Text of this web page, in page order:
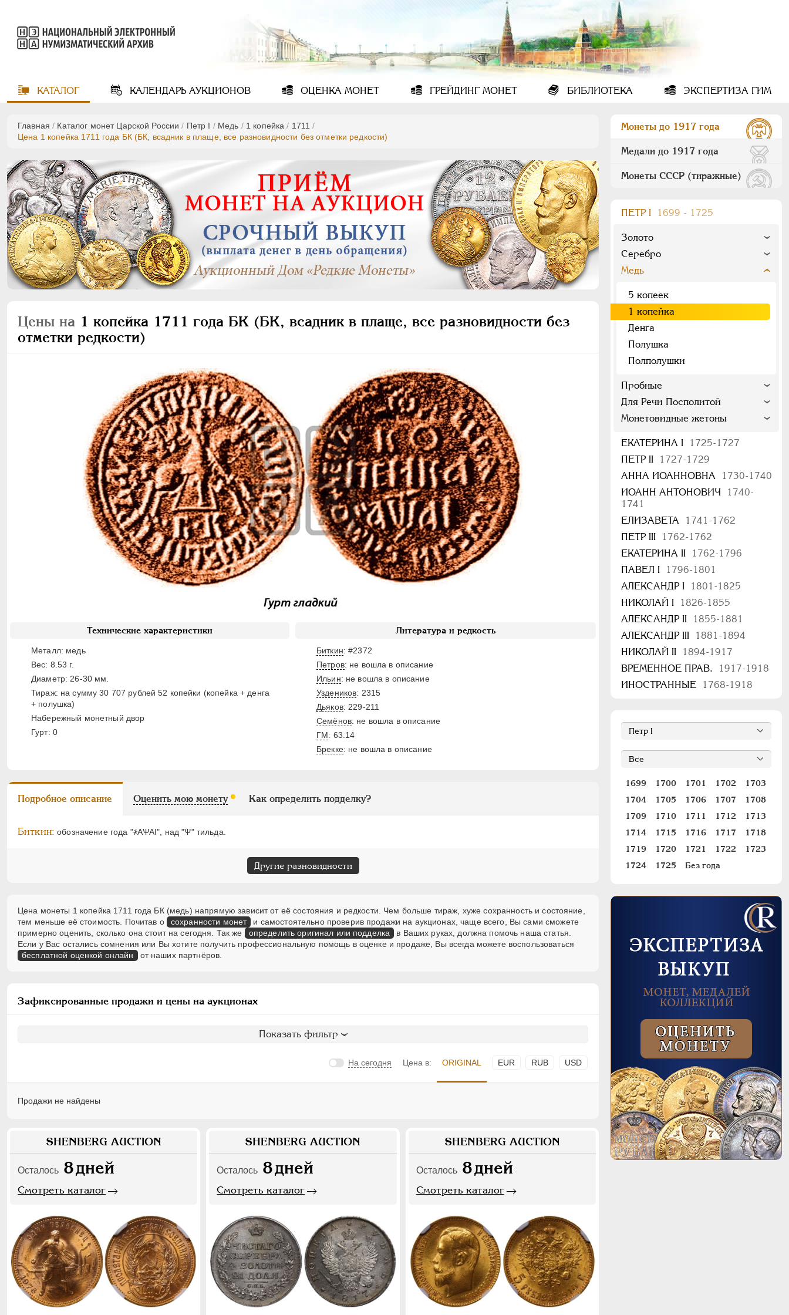
КАТАЛОГ КАЛЕНДАРЬАУКЦИОНОВ ОЦЕНКА МОНЕТ ГРЕЙДИНГМОНЕТ БИБЛИОТЕКА ЭКСПЕРТИЗА ГИМ
Главная / Каталог монет Царской России / Пeтр I / Медь / 1 копейка / 1711 /
Цена 1 копейка 1711 года БК (БК, всадник в плаще, все разновидности без отметки редкости)
Цены на 1 копейка 1711 года БК (БК, всадник в плаще, все разновидности без
отметки редкости)
Технические характеристики
Металл: медь
Вес: 8.53 г.
Диаметр: 26-30 мм.
Тираж: на сумму 30 707 рублей 52 копейки (копейка + денга
+ полушка)
Набережный монетный двор
Гурт: 0
Литература и редкость
Биткин: #2372
Петров: не вошла в описание
Ильин: не вошла в описание
Уздеников: 2315
Дьяков: 229-211
Семёнов: не вошла в описание
ГМ: 63.14
Брекке: не вошла в описание
Подробное описание Оценить мою монету Как определить подделку?
Биткин: обозначение года "҂АѰАI", над "Ѱ" тильда.
Другие разновидности
Цена монеты 1 копейка 1711 года БК (медь) напрямую зависит от её состояния и редкости. Чем больше тираж, хуже сохранность и состояние,
тем меньше её стоимость. Почитав о
сохранности монет
и самостоятельно проверив продажи на аукционах, чаще всего, Вы сами сможете
примерно оценить, сколько она стоит на сегодня. Так же
определить оригинал или подделка
в Ваших руках, должна помочь наша статья.
Если у Вас остались сомнения или Вы хотите получить профессиональную помощь в оценке и продаже, Вы всегда можете воспользоваться
бесплатной оценкой онлайн от наших партнёров.
Зафиксированные продажи и цены на аукционах
Показать фильтр
На сегодня Цена в: ORIGINAL EUR RUB USD
Продажи не найдены
SHENBERG AUCTION
Осталось 8дней
Смотреть каталог
SHENBERG AUCTION
Осталось 8дней
Смотреть каталог
SHENBERG AUCTION
Осталось 8дней
Смотреть каталог
Монеты до 1917 года
Медали до 1917 года
Монеты СССР (тиражные)
ПEТР I 1699 - 1725
Золото
Серебро
Медь
5 копеек
1 копейка
Денга
Полушка
Полполушки
Пробные
Для Речи Посполитой
Монетовидные жетоны
ЕКАТЕРИНА I
1725-1727
ПЕТР II
1727-1729
АННА ИОАННОВНА
1730-1740
ИОАНН АНТОНОВИЧ
1740-
1741
ЕЛИЗАВЕТА
1741-1762
ПЕТР III
1762-1762
ЕКАТЕРИНА II
1762-1796
ПАВЕЛ I
1796-1801
АЛЕКСАНДР I
1801-1825
НИКОЛАЙ I
1826-1855
АЛЕКСАНДР II
1855-1881
АЛЕКСАНДР III
1881-1894
НИКОЛАЙ II
1894-1917
ВРЕМЕННОЕ ПРАВ.
1917-1918
ИНОСТРАННЫЕ
1768-1918
1699 1700 1701 1702
1703
1704
1705 1706 1707
1708
1709
1710 1711 1712
1713
1714
1715 1716 1717
1718
1719
1720 1721 1722
1723
1724
1725 Без года